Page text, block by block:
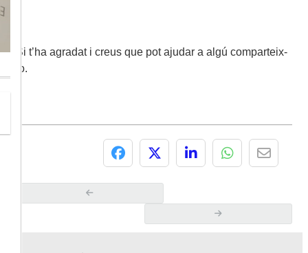
Si t’ha agradat i creus que pot ajudar a algú comparteix-
lo.